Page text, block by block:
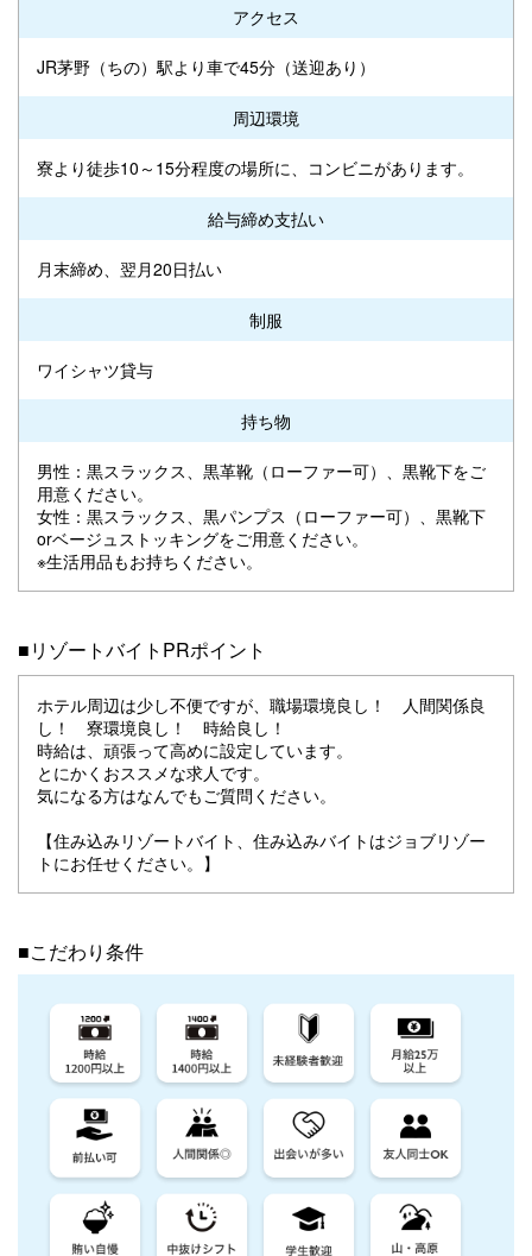
アクセス
JR茅野（ちの）駅より車で45分（送迎あり）
周辺環境
寮より徒歩10～15分程度の場所に、コンビニがあります。
給与締め支払い
月末締め、翌月20日払い
制服
ワイシャツ貸与
持ち物
男性：黒スラックス、黒革靴（ローファー可）、黒靴下をご
用意ください。
女性：黒スラックス、黒パンプス（ローファー可）、黒靴下
orベージュストッキングをご用意ください。
※生活用品もお持ちください。
■リゾートバイトPRポイント
ホテル周辺は少し不便ですが、職場環境良し！ 人間関係良
し！ 寮環境良し！ 時給良し！
時給は、頑張って高めに設定しています。
とにかくおススメな求人です。
気になる方はなんでもご質問ください。
【住み込みリゾートバイト、住み込みバイトはジョブリゾー
トにお任せください。】
■こだわり条件